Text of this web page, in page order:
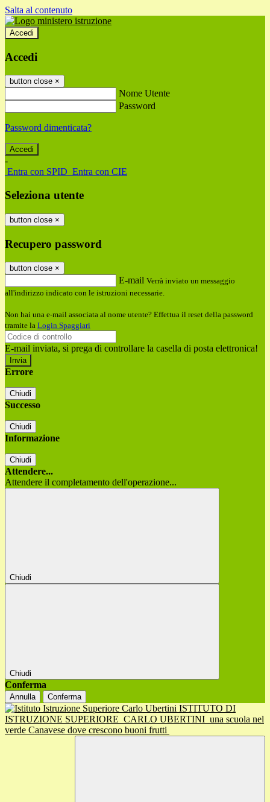
Salta al contenuto
Accedi
Accedi
button close ×
Nome Utente
Password
Password dimenticata?
-
Entra con SPID Entra con CIE
Seleziona utente
button close ×
Recupero password
button close ×
E-mail Verrà inviato un messaggio
all'indirizzo indicato con le istruzioni necessarie.
Non hai una e-mail associata al nome utente? Effettua il reset della password
tramite la Login Spaggiari
E-mail inviata, si prega di controllare la casella di posta elettronica!
Errore
Chiudi
Successo
Chiudi
Informazione
Chiudi
Attendere...
Attendere il completamento dell'operazione...
Chiudi
Chiudi
Conferma
Annulla Conferma
ISTITUTO DI
ISTRUZIONE SUPERIORE CARLO UBERTINI una scuola nel
verde Canavese dove crescono buoni frutti